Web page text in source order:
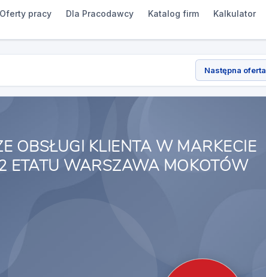
Oferty pracy Dla Pracodawcy Katalog firm Kalkulator
Następna oferta
OBSŁUGI KLIENTA W MARKECIE
ETATU WARSZAWA MOKOTÓW